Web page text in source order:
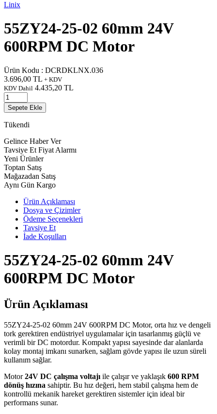
Linix
55ZY24-25-02 60mm 24V
600RPM DC Motor
Ürün Kodu : DCRDKLNX.036
3.696,00 TL + KDV
KDV Dahil 4.435,20 TL
Sepete Ekle
Tükendi
Gelince Haber Ver
Tavsiye Et Fiyat Alarmı
Yeni Ürünler
Toptan Satış
Mağazadan Satış
Aynı Gün Kargo
Ürün Açıklaması
Dosya ve Çizimler
Ödeme Seçenekleri
Tavsiye Et
İade Koşulları
55ZY24-25-02 60mm 24V
600RPM DC Motor
Ürün Açıklaması
55ZY24-25-02 60mm 24V 600RPM DC Motor, orta hız ve dengeli
tork gerektiren endüstriyel uygulamalar için tasarlanmış güçlü ve
verimli bir DC motordur. Kompakt yapısı sayesinde dar alanlarda
kolay montaj imkanı sunarken, sağlam gövde yapısı ile uzun süreli
kullanım sağlar.
Motor24V DC çalışma voltajı ile çalışır ve yaklaşık 600 RPM
dönüş hızına sahiptir. Bu hız değeri, hem stabil çalışma hem de
kontrollü mekanik hareket gerektiren sistemler için ideal bir
performans sunar.